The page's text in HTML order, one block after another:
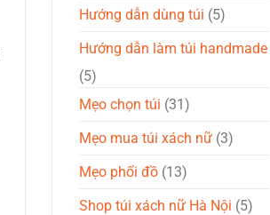
Hướng dẫn dùng túi (5)
Hướng dẫn làm túi handmade
(5)
Mẹo chọn túi (31)
Mẹo mua túi xách nữ(3)
Mẹo phối đồ(13)
Shop túi xách nữ Hà Nội (5)